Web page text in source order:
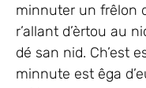
minnuter un frêlon
r’allant d’èrtou au
dé san nid. Ch’est
minnute est êga